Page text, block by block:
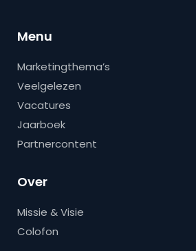
Menu
Marketingthema’s
Veelgelezen
Vacatures
Jaarboek
Partnercontent
Over
Missie & Visie
Colofon